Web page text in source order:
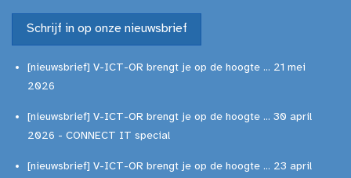
Schrijf in op onze nieuwsbrief
[nieuwsbrief] V-ICT-OR brengt je op de hoogte ... 21 mei
2026
[nieuwsbrief] V-ICT-OR brengt je op de hoogte ... 30 april
2026 - CONNECT IT special
[nieuwsbrief] V-ICT-OR brengt je op de hoogte ... 23 april